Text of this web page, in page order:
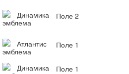
Динамика
Поле 2
Атлантис
Поле 1
Динамика
Поле 1